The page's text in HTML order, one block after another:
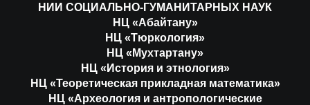
НИИ СОЦИАЛЬНО-ГУМАНИТАРНЫХ НАУК
НЦ «Абайтану»
НЦ «Тюркология»
НЦ «Мухтартану»
НЦ «История и этнология»
НЦ «Теоретическая прикладная математика»
НЦ «Археология и антропологические